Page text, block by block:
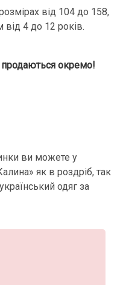
від 104 до 158,
від 4 до 12 років.
продаються окремо!
ви можете у
як в роздріб, так
одяг за